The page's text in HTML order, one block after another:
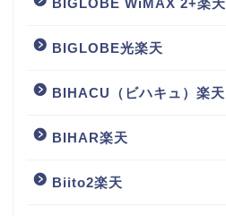
BIGLOBE光楽天
BIHACU（ビハキュ）楽天
BIHAR楽天
Biito2楽天